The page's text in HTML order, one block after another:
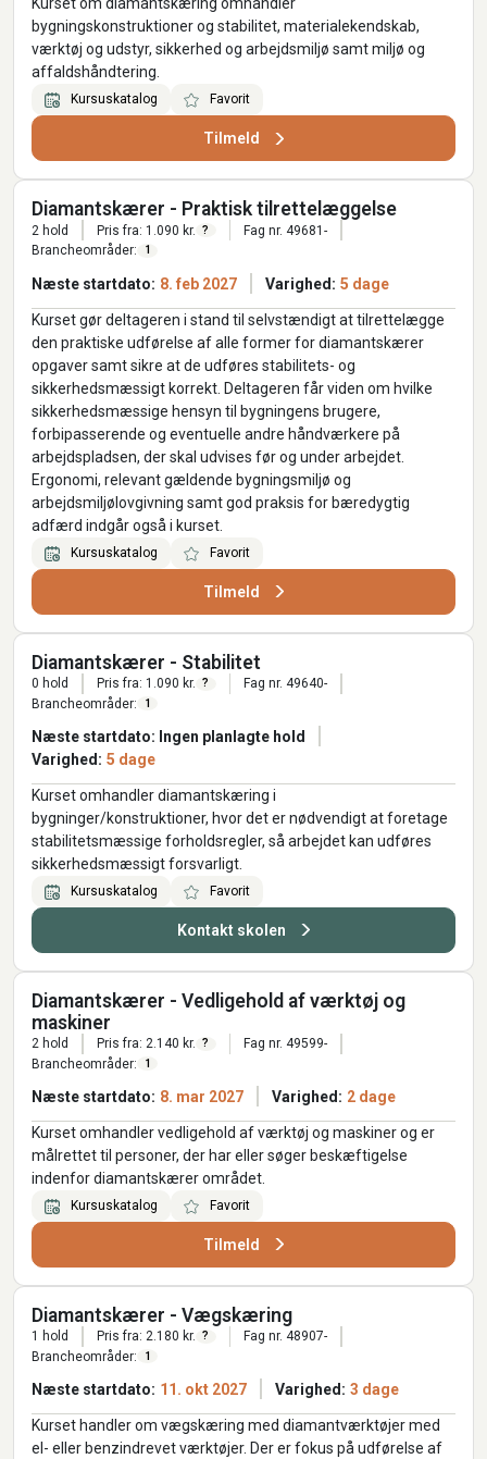
Kurset om diamantskæring omhandler
bygningskonstruktioner og stabilitet, materialekendskab,
værktøj og udstyr, sikkerhed og arbejdsmiljø samt miljø og
affaldshåndtering.
Kursuskatalog Favorit
Tilmeld
Diamantskærer - Praktisk tilrettelæggelse
2 hold Pris fra: 1.090 kr. ?
Fag nr. 49681-
Brancheområder:
1
Næste startdato: 8. feb 2027 Varighed: 5 dage
Kurset gør deltageren i stand til selvstændigt at tilrettelægge
den praktiske udførelse af alle former for diamantskærer
opgaver samt sikre at de udføres stabilitets- og
sikkerhedsmæssigt korrekt. Deltageren får viden om hvilke
sikkerhedsmæssige hensyn til bygningens brugere,
forbipasserende og eventuelle andre håndværkere på
arbejdspladsen, der skal udvises før og under arbejdet.
Ergonomi, relevant gældende bygningsmiljø og
arbejdsmiljølovgivning samt god praksis for bæredygtig
adfærd indgår også i kurset.
Kursuskatalog Favorit
Tilmeld
Diamantskærer - Stabilitet
0 hold Pris fra: 1.090 kr. ?
Fag nr. 49640-
Brancheområder:
1
Næste startdato: Ingen planlagte hold
Varighed: 5 dage
Kurset omhandler diamantskæring i
bygninger/konstruktioner, hvor det er nødvendigt at foretage
stabilitetsmæssige forholdsregler, så arbejdet kan udføres
sikkerhedsmæssigt forsvarligt.
Kursuskatalog Favorit
Kontakt skolen
Diamantskærer - Vedligehold af værktøj og
maskiner
2 hold Pris fra: 2.140 kr. ?
Fag nr. 49599-
Brancheområder:
1
Næste startdato: 8. mar 2027 Varighed: 2 dage
Kurset omhandler vedligehold af værktøj og maskiner og er
målrettet til personer, der har eller søger beskæftigelse
indenfor diamantskærer området.
Kursuskatalog Favorit
Tilmeld
Diamantskærer - Vægskæring
1 hold Pris fra: 2.180 kr. ?
Fag nr. 48907-
Brancheområder:
1
Næste startdato: 11. okt 2027 Varighed: 3 dage
Kurset handler om vægskæring med diamantværktøjer med
el- eller benzindrevet værktøjer. Der er fokus på udførelse af